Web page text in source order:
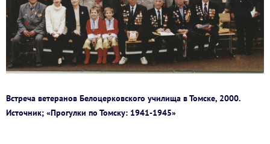
Встреча ветеранов Белоцерковского училища в Томске, 2000.
Источник; «Прогулки по Томску: 1941-1945»